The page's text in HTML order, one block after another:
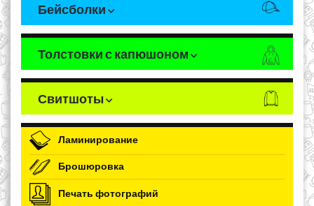
Бейсболки
Толстовки с капюшоном
Свитшоты
Ламинирование
Брошюровка
Печать фотографий